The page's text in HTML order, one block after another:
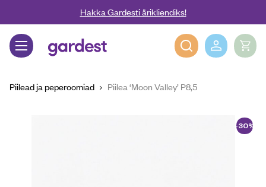
Liigu edasi põhisisu juurdeHakka Gardesti ärikliendiks!
Gardest
Piilead ja peperoomiad Piilea ‘Moon Valley’ P8,5
-30%